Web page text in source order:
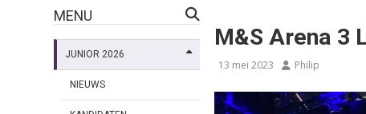
MENU
JUNIOR 2026
NIEUWS
M&S Arena 3
13 mei 2023 Philip